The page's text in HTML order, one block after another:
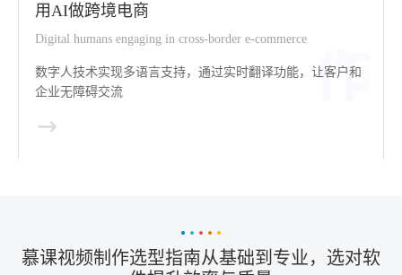
用AI做跨境电商
Digital humans engaging in cross-border e-commerce
数字人技术实现多语言支持，通过实时翻译功能，让客户和
企业无障碍交流
慕课视频制作选型指南从基础到专业，选对软